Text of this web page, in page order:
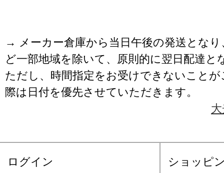
→ メーカー倉庫から当日午後の発送となり
ど一部地域を除いて、原則的に翌日配達と
ただし、時間指定をお受けできないこと
際は日付を優先させていただきます。
ログイン ショッピ